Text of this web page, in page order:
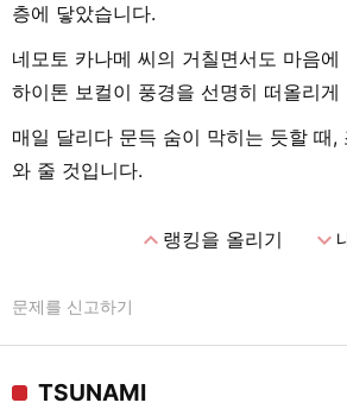
층에 닿았습니다.
네모토 카나메 씨의 거칠면서도 마음
하이톤 보컬이 풍경을 선명히 떠올리게
매일 달리다 문득 숨이 막히는 듯할 때,
와 줄 것입니다.
expand_less랭킹을 올리기 expand_more
문제를 신고하기
TSUNAMI